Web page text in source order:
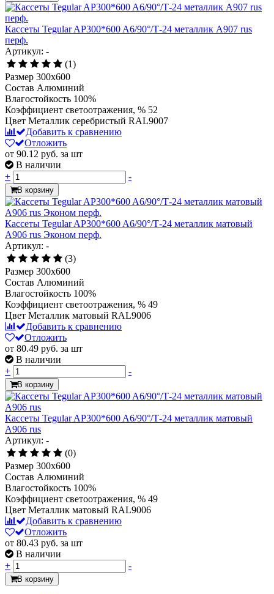
Кассеты Tegular AP300*600 A6/90°/Т-24 металлик А907 rus
перф.
Артикул: -
(1)
Размер 300x600
Состав Алюминий
Влагостойкость 100%
Коэффициент светоотражения, % 52
Цвет Металлик серебристый RAL9007
Добавить к сравнению
Отложить
от 90.12 руб. за шт
В наличии
+
-
В корзину
Кассеты Tegular AP300*600 A6/90°/Т-24 металлик матовый
А906 rus Эконом перф.
Артикул: -
(3)
Размер 300x600
Состав Алюминий
Влагостойкость 100%
Коэффициент светоотражения, % 49
Цвет Металлик матовый RAL9006
Добавить к сравнению
Отложить
от 80.49 руб. за шт
В наличии
+
-
В корзину
Кассеты Tegular AP300*600 A6/90°/Т-24 металлик матовый
А906 rus
Артикул: -
(0)
Размер 300x600
Состав Алюминий
Влагостойкость 100%
Коэффициент светоотражения, % 49
Цвет Металлик матовый RAL9006
Добавить к сравнению
Отложить
от 80.43 руб. за шт
В наличии
+
-
В корзину